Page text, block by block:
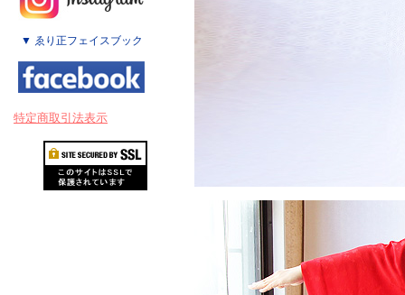
▼ ゑり正フェイスブック
特定商取引法表示